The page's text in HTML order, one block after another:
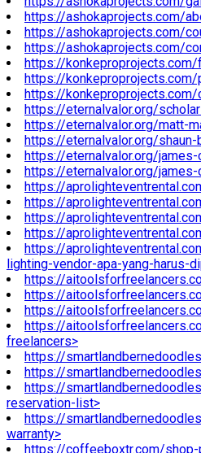
https://ashokaprojects.com/
https://ashokaprojects.com/
https://ashokaprojects.com/
https://konkeproprojects.com/
https://
https://konkeproprojects.com/
https://eternalvalor.org/
https://eternalvalor.org/matt-
https://eternalvalor.org/shaun-
https://eternalvalor.org/james-
https://eternalvalor.org/james-
https://
https://
https://
https://
https://
lighting-vendor-apa-yang-harus-
https://
https://
https://
https://
freelancers>
https://
https://
https://
reservation-list>
https://
warranty>
https://coffeeboxtr.com/shop-